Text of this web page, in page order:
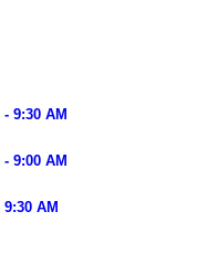
- 9:30 AM
- 9:00 AM
9:30 AM